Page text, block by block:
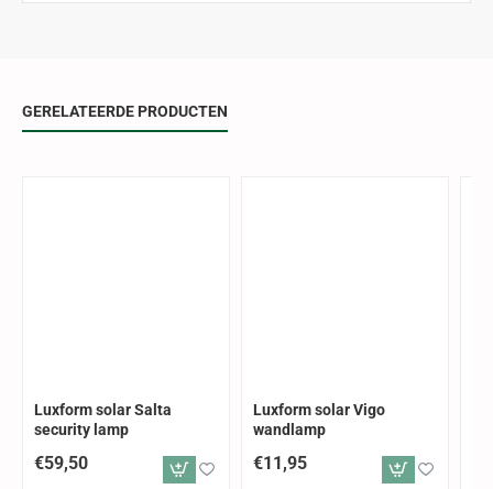
GERELATEERDE PRODUCTEN
Luxform solar Salta
security lamp
€59,50
Luxform solar Vigo
wandlamp
€11,95